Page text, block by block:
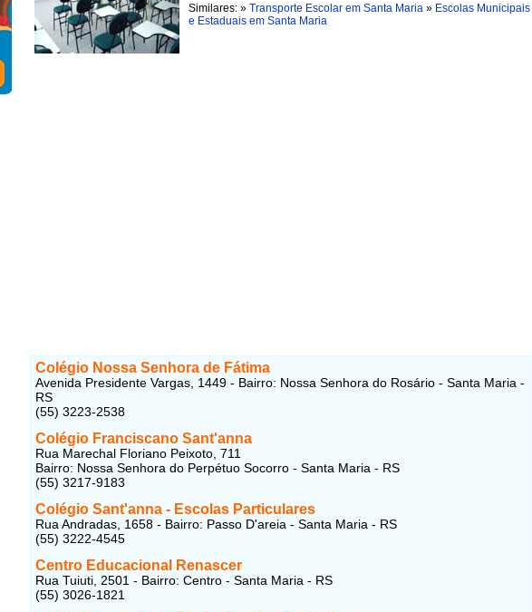
Similares: » Transporte Escolar em Santa Maria » Escolas Municipais
e Estaduais em Santa Maria
Colégio Nossa Senhora de Fátima
Avenida Presidente Vargas, 1449 - Bairro: Nossa Senhora do Rosário - Santa Maria -
RS
(55) 3223-2538
Colégio Franciscano Sant'anna
Rua Marechal Floriano Peixoto, 711
Bairro: Nossa Senhora do Perpétuo Socorro - Santa Maria - RS
(55) 3217-9183
Colégio Sant'anna - Escolas Particulares
Rua Andradas, 1658 - Bairro: Passo D'areia - Santa Maria - RS
(55) 3222-4545
Centro Educacional Renascer
Rua Tuiuti, 2501 - Bairro: Centro - Santa Maria - RS
(55) 3026-1821